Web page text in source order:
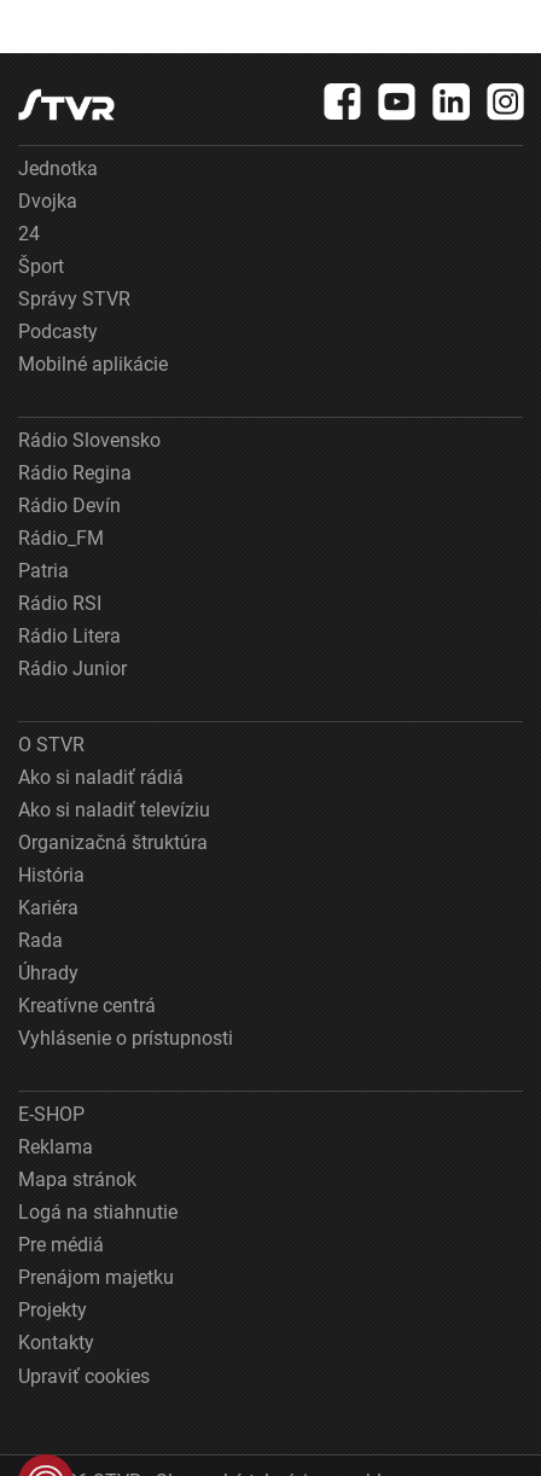
Jednotka
Dvojka
24
Šport
Správy STVR
Podcasty
Mobilné aplikácie
Rádio Slovensko
Rádio Regina
Rádio Devín
Rádio_FM
Patria
Rádio RSI
Rádio Litera
Rádio Junior
O STVR
Ako si naladiť rádiá
Ako si naladiť televíziu
Organizačná štruktúra
História
Kariéra
Rada
Úhrady
Kreatívne centrá
Vyhlásenie o prístupnosti
E-SHOP
Reklama
Mapa stránok
Logá na stiahnutie
Pre médiá
Prenájom majetku
Projekty
Kontakty
Upraviť cookies